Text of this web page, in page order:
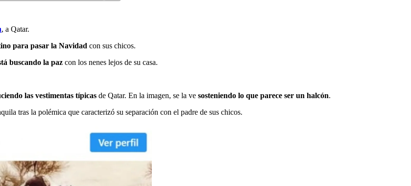
, a Qatar.
para pasar la Navidad con sus chicos.
buscando la paz con los nenes lejos de su casa.
las vestimentas típicas de Qatar. En la imagen, se la ve sosteniendo lo que parece ser un halcón.
tras la polémica que caracterizó su separación con el padre de sus chicos.